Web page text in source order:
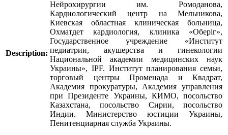
Description:
Нейрохирургии им. Ромоданова,
Кардиологический центр на Мельникова,
Киевская областная клиническая больница,
Охматдет кардиология, клиника «Оберіг»,
Государственное учреждение «Институт
педиатрии, акушерства и гинекологии
Национальной академии медицинских наук
Украины», IPF. Институт планирования семьи,
торговый центры Променада и Квадрат,
Академия прокуратуры, Академия управления
при Президенте Украины, КИМО, посольство
Казахстана, посольство Сирии, посольство
Индии. Министерство юстиции Украины,
Пенитенциарная служба Украины.